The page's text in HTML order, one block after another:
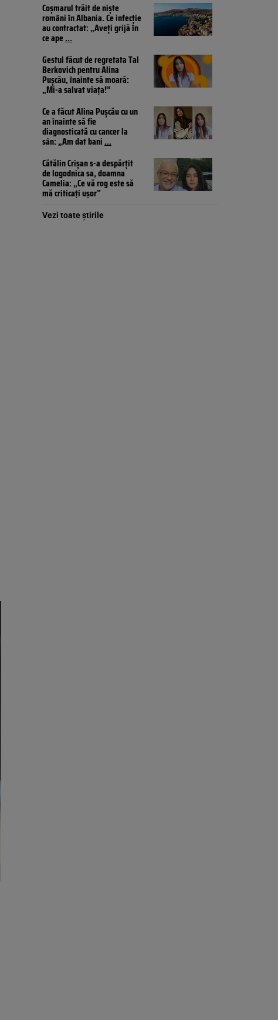
Coșmarul trăit de niște
români în Albania. Ce infecție
au contractat: „Aveți grijă în
ce ape...
Gestul făcut de regretata Tal
Berkovich pentru Alina
Pușcău, înainte să moară:
„Mi-a salvat viața!”
Ce a făcut Alina Pușcău cu un
an înainte să fie
diagnosticată cu cancer la
sân: „Am dat bani...
Cătălin Crișan s-a despărțit
de logodnica sa, doamna
Camelia: „Ce vă rog este să
mă criticați ușor”
Vezi toate știrile